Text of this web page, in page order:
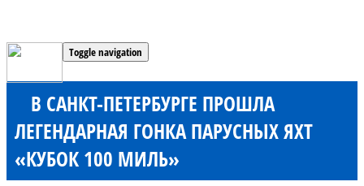
Toggle navigation
В САНКТ-ПЕТЕРБУРГЕ ПРОШЛА
ЛЕГЕНДАРНАЯ ГОНКА ПАРУСНЫХ ЯХТ
«КУБОК 100 МИЛЬ»